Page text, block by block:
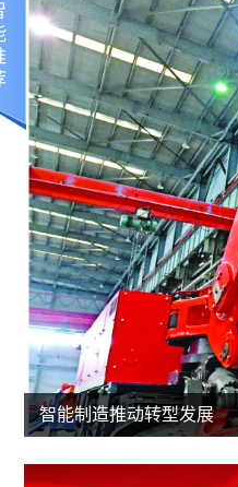
智能制造推动转型发展